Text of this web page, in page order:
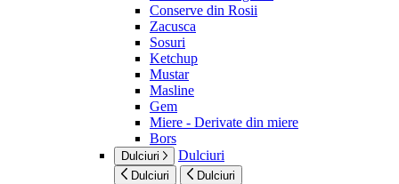
Conserve din Rosii
Zacusca
Sosuri
Ketchup
Mustar
Masline
Gem
Miere - Derivate din miere
Bors
Dulciuri Dulciuri
Dulciuri Dulciuri